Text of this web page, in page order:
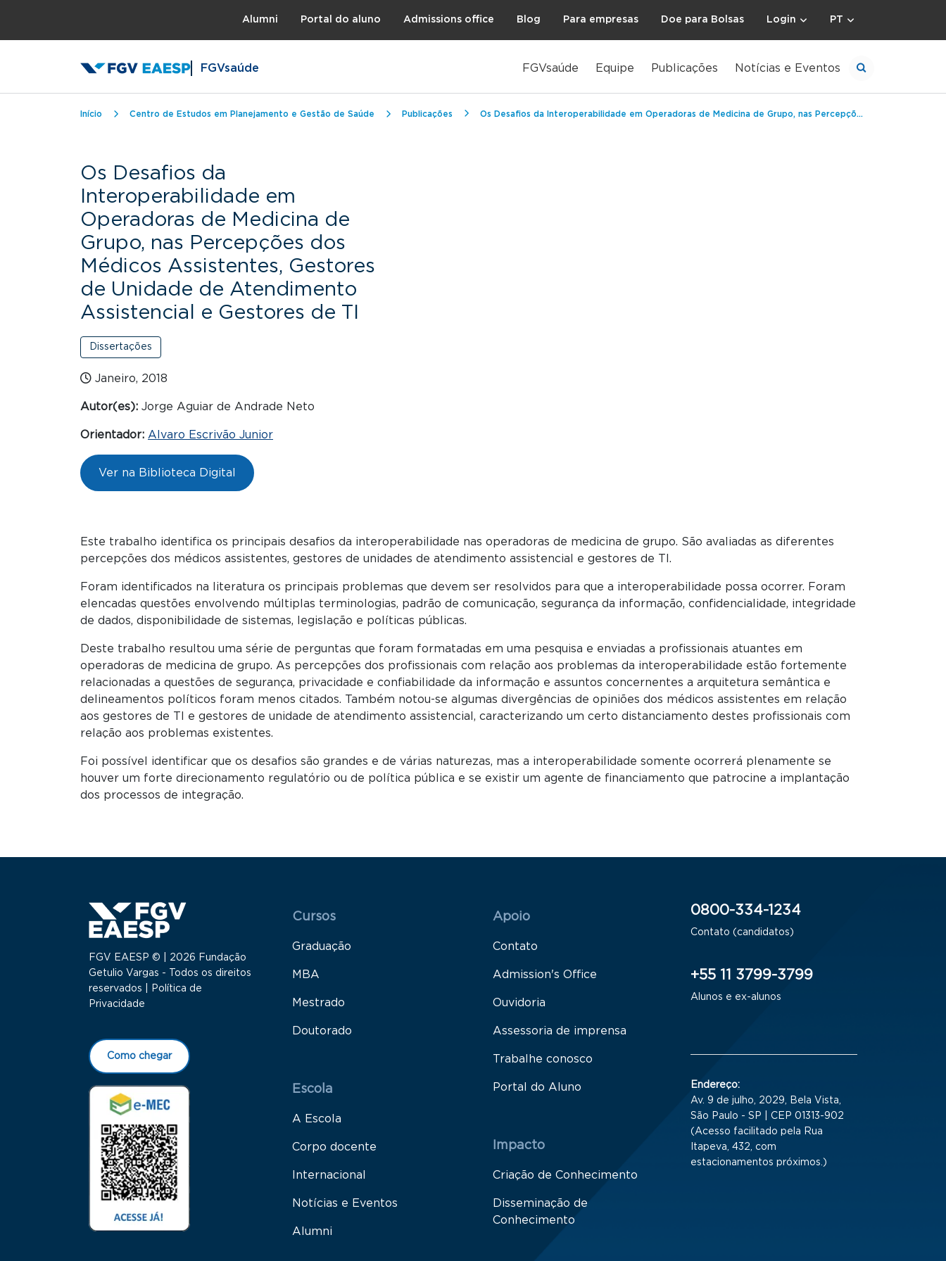
Alumni Portal do aluno Admissions office Blog Para empresas Doe para Bolsas Login PT
FGVsaúde FGVsaúde Equipe Publicações Notícias e Eventos
Trilha de navegação
Início Centro de Estudos em Planejamento e Gestão de Saúde Publicações Os Desafios da Interoperabilidade em Operadoras de Medicina de Grupo, nas Percepções dos Médicos Assistentes, Gestores de Unidade de Atendimento Assistencial e Gestores de TI
Os Desafios da
Interoperabilidade em
Operadoras de Medicina de
Grupo, nas Percepções dos
Médicos Assistentes, Gestores
de Unidade de Atendimento
Assistencial e Gestores de TI
Dissertações
Janeiro, 2018
Autor(es):Jorge Aguiar de Andrade Neto
Orientador: Alvaro Escrivão Junior
Ver na Biblioteca Digital
Este trabalho identifica os principais desafios da interoperabilidade nas operadoras de medicina de grupo. São avaliadas as diferentes
percepções dos médicos assistentes, gestores de unidades de atendimento assistencial e gestores de TI.
Foram identificados na literatura os principais problemas que devem ser resolvidos para que a interoperabilidade possa ocorrer. Foram
elencadas questões envolvendo múltiplas terminologias, padrão de comunicação, segurança da informação, confidencialidade, integridade
de dados, disponibilidade de sistemas, legislação e políticas públicas.
Deste trabalho resultou uma série de perguntas que foram formatadas em uma pesquisa e enviadas a profissionais atuantes em
operadoras de medicina de grupo. As percepções dos profissionais com relação aos problemas da interoperabilidade estão fortemente
relacionadas a questões de segurança, privacidade e confiabilidade da informação e assuntos concernentes a arquitetura semântica e
delineamentos políticos foram menos citados. Também notou-se algumas divergências de opiniões dos médicos assistentes em relação
aos gestores de TI e gestores de unidade de atendimento assistencial, caracterizando um certo distanciamento destes profissionais com
relação aos problemas existentes.
Foi possível identificar que os desafios são grandes e de várias naturezas, mas a interoperabilidade somente ocorrerá plenamente se
houver um forte direcionamento regulatório ou de política pública e se existir um agente de financiamento que patrocine a implantação
dos processos de integração.
FGV EAESP © | 2026 Fundação
Getulio Vargas - Todos os direitos
reservados |
Política de
Privacidade
Como chegar
Menu Rodapé 1
Cursos
Graduação
MBA
Mestrado
Doutorado
Escola
A Escola
Corpo docente
Internacional
Notícias e Eventos
Alumni
Rodapé 2
Apoio
Contato
Admission's Office
Ouvidoria
Assessoria de imprensa
Trabalhe conosco
Portal do Aluno
Impacto
Criação de Conhecimento
Disseminação de
Conhecimento
0800-334-1234
Contato (candidatos)
+55 11 3799-3799
Alunos e ex-alunos
Endereço:
Av. 9 de julho, 2029, Bela Vista,
São Paulo - SP | CEP 01313-902
(Acesso facilitado pela Rua
Itapeva, 432, com
estacionamentos próximos.)